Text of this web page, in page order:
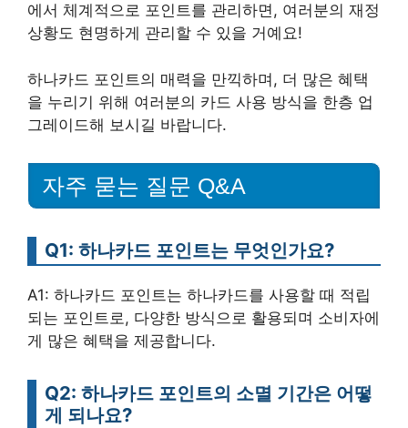
에서 체계적으로 포인트를 관리하면, 여러분의 재정
상황도 현명하게 관리할 수 있을 거예요!
하나카드 포인트의 매력을 만끽하며, 더 많은 혜택
을 누리기 위해 여러분의 카드 사용 방식을 한층 업
그레이드해 보시길 바랍니다.
자주 묻는 질문 Q&A
Q1: 하나카드 포인트는 무엇인가요?
A1: 하나카드 포인트는 하나카드를 사용할 때 적립
되는 포인트로, 다양한 방식으로 활용되며 소비자에
게 많은 혜택을 제공합니다.
Q2: 하나카드 포인트의 소멸 기간은 어떻
게 되나요?